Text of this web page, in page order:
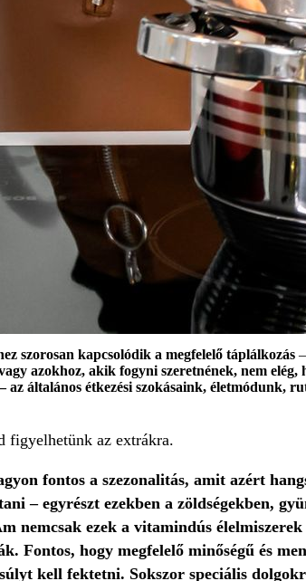
szorosan kapcsolódik a megfelelő táplálkozás–
azokhoz, akik fogyni szeretnének, nem elég,
az általános étkezési szokásaink, életmódunk,
figyelhetünk az extrákra.
fontos a szezonalitás, amit azért
– egyrészt ezekben a zöldségekben,
nemcsak ezek a vitamindús
Fontos, hogy megfelelő minőségű és
kell fektetni. Sokszor speciális